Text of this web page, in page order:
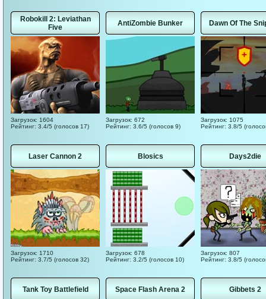
Robokill 2: Leviathan
Five
Загрузок: 1604
Рейтинг: 3.4/5 (голосов 17)
AntiZombie Bunker
Загрузок: 672
Рейтинг: 3.6/5 (голосов 9)
Dawn Of The
Загрузок: 1075
Рейтинг: 3.8/5
Laser Cannon 2
Загрузок: 1710
Рейтинг: 3.7/5 (голосов 32)
Blosics
Загрузок: 678
Рейтинг: 3.2/5 (голосов 10)
Days2die
Загрузок: 807
Рейтинг: 3.8/5
Tank Toy Battlefield Space Flash Arena 2 Gibbets 2